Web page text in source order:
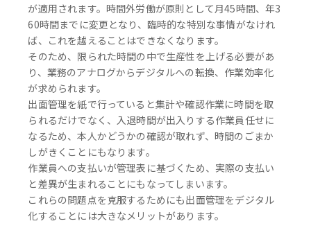
が適用されます。時間外労働が原則として月45時間、年3
60時間までに変更となり、臨時的な特別な事情がなけれ
ば、これを越えることはできなくなります。
そのため、限られた時間の中で生産性を上げる必要があ
り、業務のアナログからデジタルへの転換、作業効率化
が求められます。
出面管理を紙で行っていると集計や確認作業に時間を取
られるだけでなく、入退時間が出入りする作業員任せに
なるため、本人かどうかの確認が取れず、時間のごまか
しがきくことにもなります。
作業員への支払いが管理表に基づくため、実際の支払い
と差異が生まれることにもなってしまいます。
これらの問題点を克服するためにも出面管理をデジタル
化することには大きなメリットがあります。